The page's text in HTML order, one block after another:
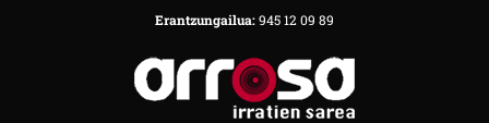
Erantzungailua:945 12 09 89